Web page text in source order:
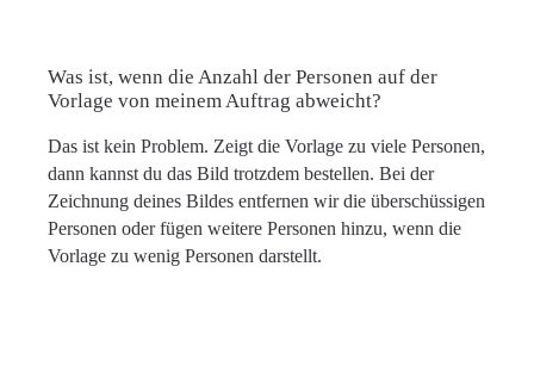
Was ist, wenn die Anzahl der Personen auf der
Vorlage von meinem Auftrag abweicht?
Das ist kein Problem. Zeigt die Vorlage zu viele Personen,
dann kannst du das Bild trotzdem bestellen. Bei der
Zeichnung deines Bildes entfernen wir die überschüssigen
Personen oder fügen weitere Personen hinzu, wenn die
Vorlage zu wenig Personen darstellt.